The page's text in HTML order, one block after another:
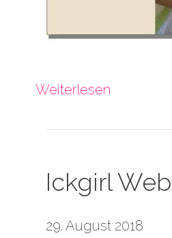
Weiterlesen
Ickgirl
29. August 2018